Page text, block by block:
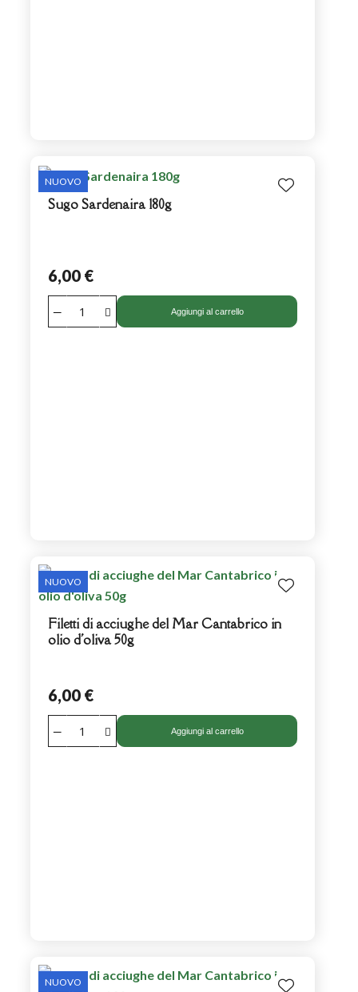
Sugo Sardenaira 180g
6,00 €
Aggiungi al carrello
NUOVO
Filetti di acciughe del Mar Cantabrico in
olio d'oliva 50g
6,00 €
Aggiungi al carrello
NUOVO
NUOVO